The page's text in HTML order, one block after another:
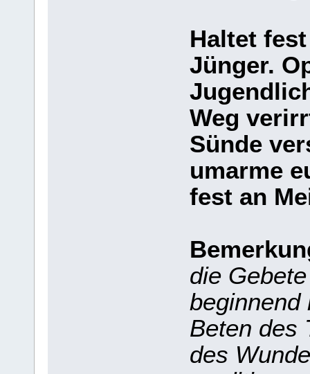
Haltet
Jünger.
Weg
Sünde
umarme
fest an
die
beginnend
Beten des
des